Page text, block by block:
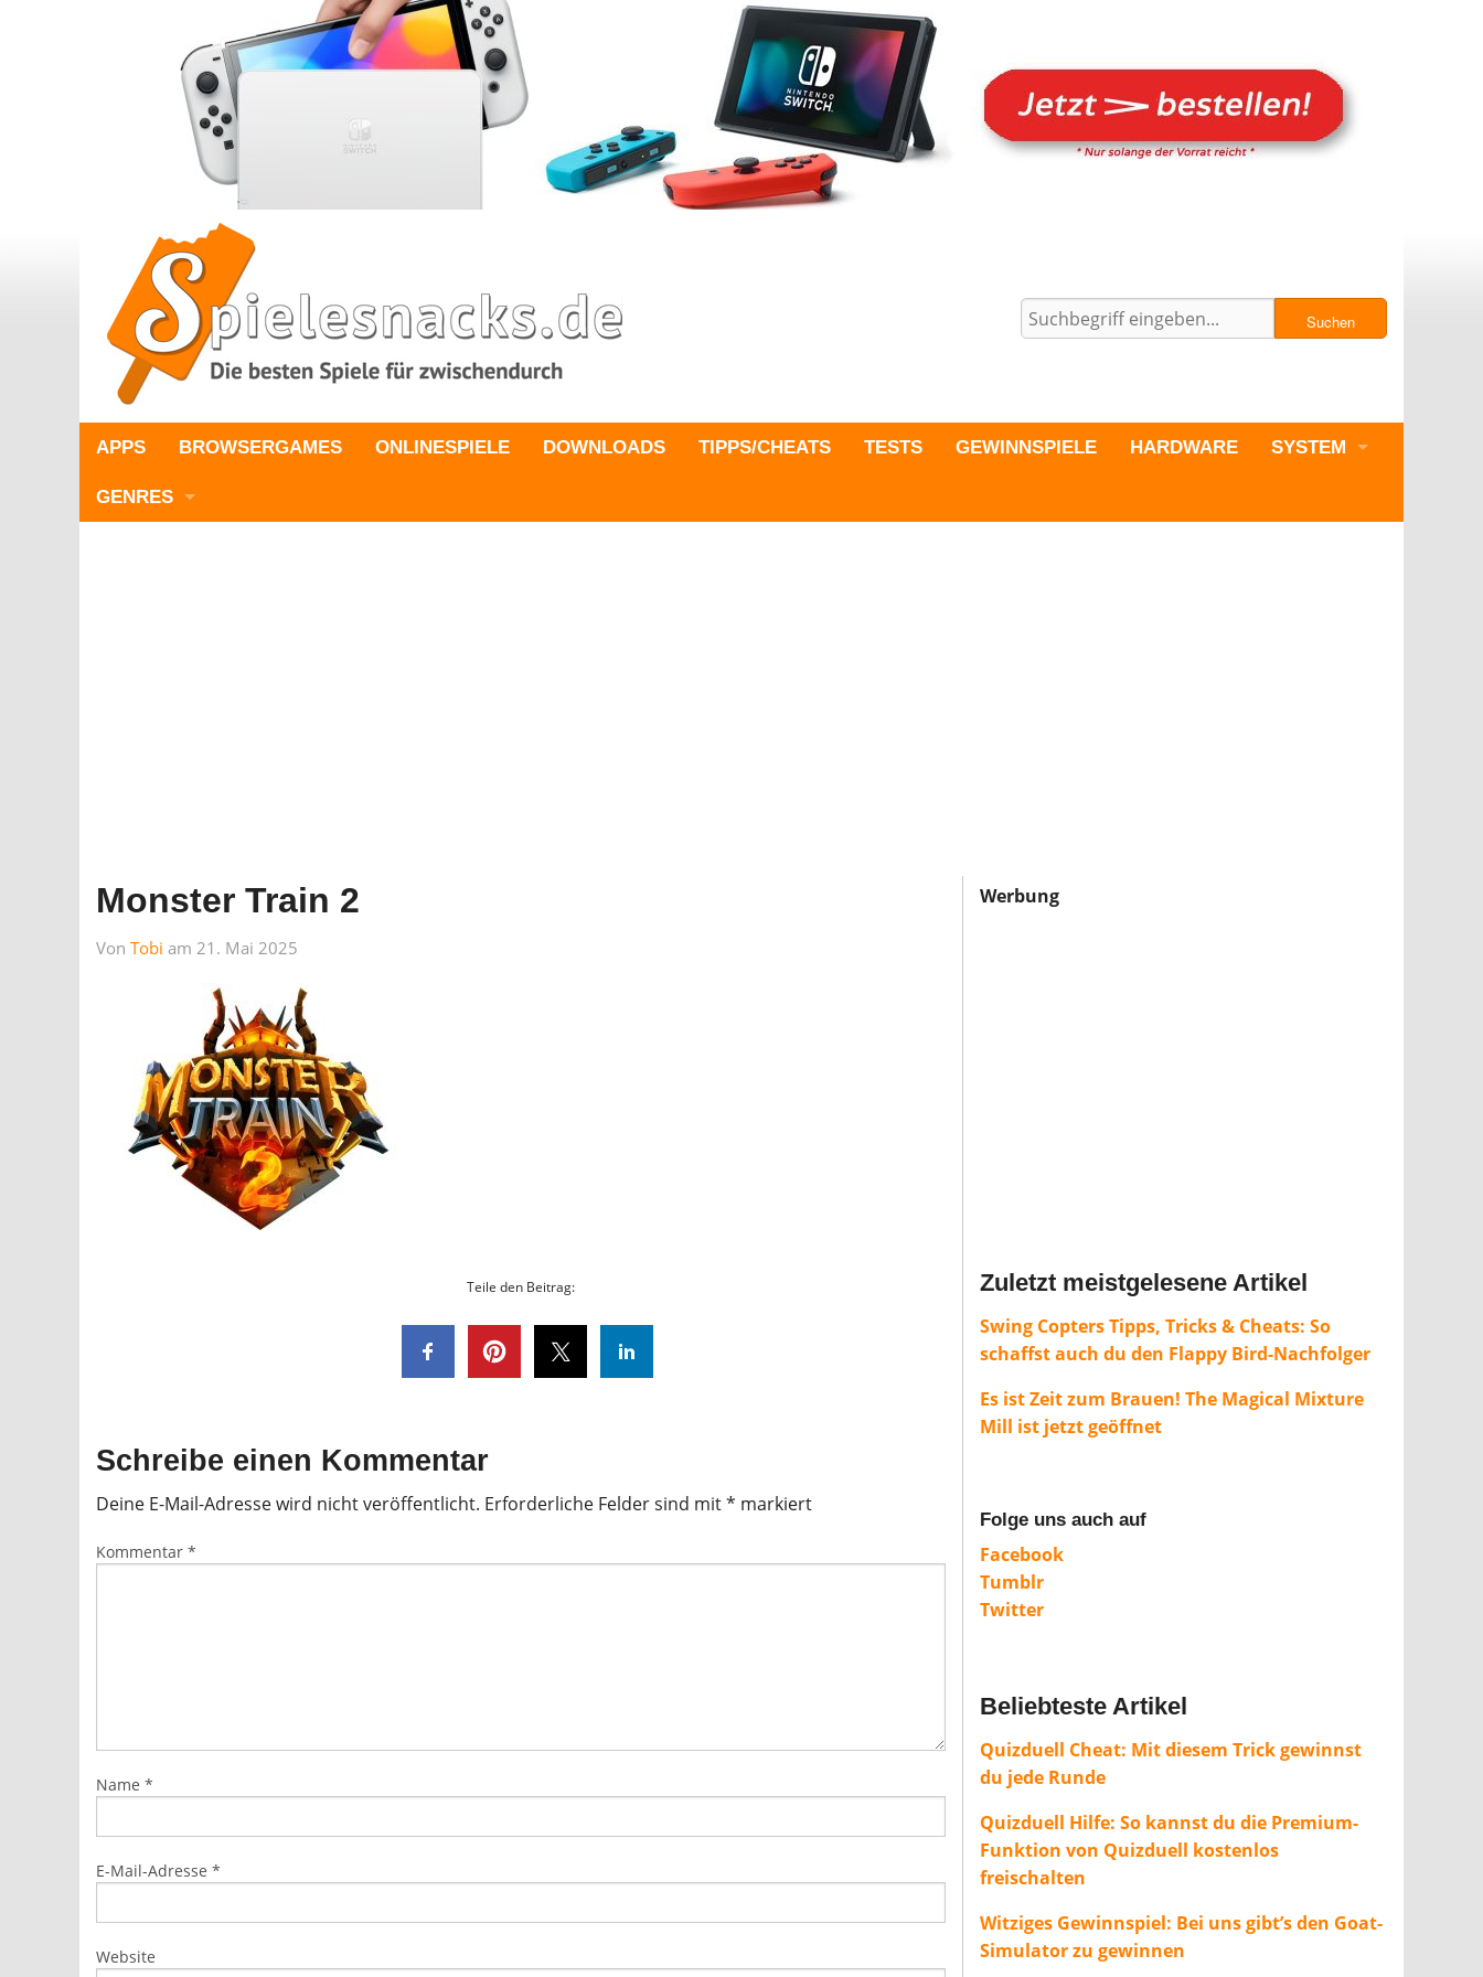
Suchen
APPS BROWSERGAMES ONLINESPIELE DOWNLOADS TIPPS/CHEATS TESTS GEWINNSPIELE HARDWARE SYSTEM
GENRES
Monster Train 2
Von Tobi am 21. Mai 2025
Teile den Beitrag:
Schreibe einen Kommentar
Deine E-Mail-Adresse wird nicht veröffentlicht. Erforderliche Felder sind mit* markiert
Kommentar *
Name *
E-Mail-Adresse *
Website
Werbung
Zuletzt meistgelesene Artikel
Swing Copters Tipps, Tricks & Cheats: So
schaffst auch du den Flappy Bird-Nachfolger
Es ist Zeit zum Brauen! The Magical Mixture
Mill ist jetzt geöffnet
Folge uns auch auf
Facebook
Tumblr
Twitter
Beliebteste Artikel
Quizduell Cheat: Mit diesem Trick gewinnst
du jede Runde
Quizduell Hilfe: So kannst du die Premium-
Funktion von Quizduell kostenlos
freischalten
Witziges Gewinnspiel: Bei uns gibt’s den Goat-
Simulator zu gewinnen